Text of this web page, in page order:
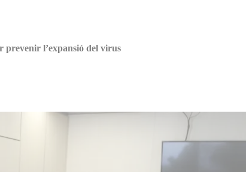
prevenir l’expansió del virus